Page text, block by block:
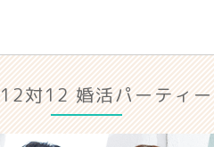
対12 婚活パーティー